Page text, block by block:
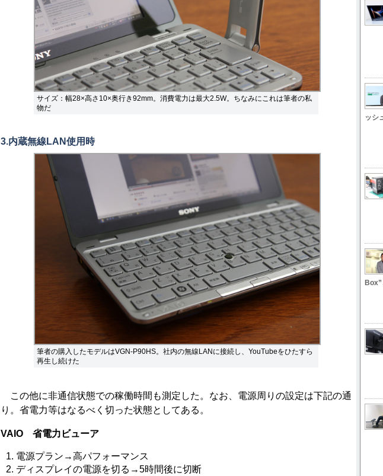
サイズ：幅28×高さ10×奥行き92mm。消費電力は最大2.5W。ちなみにこれは筆者の私
物だ
3.内蔵無線LAN使用時
筆者の購入したモデルはVGN-P90HS。社内の無線LANに接続し、YouTubeをひたすら
再生し続けた
この他に非通信状態での稼働時間も測定した。なお、電源周りの設定は下記の通
り。省電力等はなるべく切った状態としてある。
VAIO 省電力ビューア
電源プラン→高パフォーマンス
ディスプレイの電源を切る→5時間後に切断
ッシ